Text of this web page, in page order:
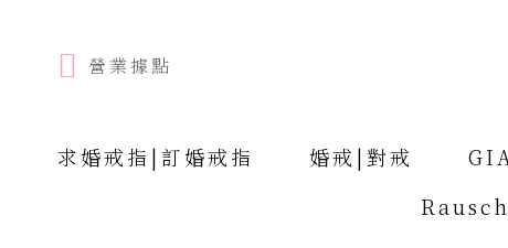
營業據點
求婚戒指|訂婚戒指 婚戒|對戒